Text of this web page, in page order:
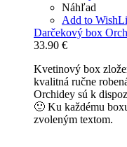
Náhľad
Add to
Darčekový box
33.90 €
Kvetinový box
kvalitná ručne
Orchidey sú k
🙂 Ku každému
zvoleným textom.